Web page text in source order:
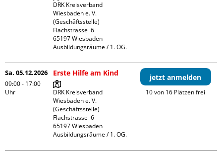
DRK Kreisverband
Wiesbaden e. V.
(Geschäftsstelle)
Flachstrasse  6
65197 Wiesbaden
Ausbildungsräume / 1. OG.
Sa. 05.12.2026
09:00 - 17:00
Uhr
Erste Hilfe am Kind
DRK Kreisverband
Wiesbaden e. V.
(Geschäftsstelle)
Flachstrasse  6
65197 Wiesbaden
Ausbildungsräume / 1. OG.
jetzt anmelden
10 von 16 Plätzen frei